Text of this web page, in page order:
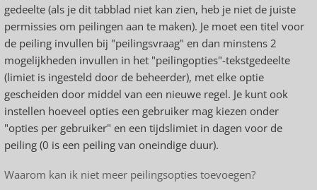
gedeelte (als je dit tabblad niet kan zien, heb je niet de juiste
permissies om peilingen aan te maken). Je moet een titel voor
de peiling invullen bij "peilingsvraag" en dan minstens 2
mogelijkheden invullen in het "peilingopties"-tekstgedeelte
(limiet is ingesteld door de beheerder), met elke optie
gescheiden door middel van een nieuwe regel. Je kunt ook
instellen hoeveel opties een gebruiker mag kiezen onder
"opties per gebruiker" en een tijdslimiet in dagen voor de
peiling (0 is een peiling van oneindige duur).
Waarom kan ik niet meer peilingsopties toevoegen?